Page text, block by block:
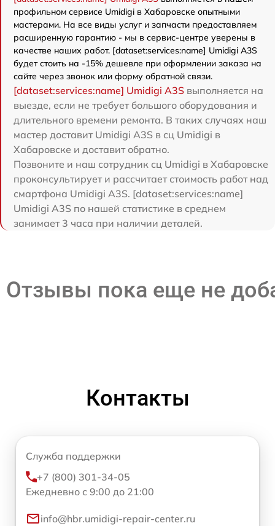
профильном сервисе Umidigi в Хабаровске опытными
мастерами. На все виды услуг и запчасти предоставляем
расширенную гарантию - мы в сервис-центре уверены в
качестве наших работ. [dataset:services:name] Umidigi A3S
будет стоить на -15% дешевле при оформлении заказа на
сайте через звонок или форму обратной связи.
[dataset:services:name] Umidigi A3S выполняется на
выезде, если не требует большого оборудования и
длительного времени ремонта. В таких случаях наш
мастер доставит Umidigi A3S в сц Umidigi в
Хабаровске и доставит обратно.
Позвоните и наш сотрудник сц Umidigi в Хабаровске
проконсультирует и рассчитает стоимость работ над
смартфона Umidigi A3S. [dataset:services:name]
Umidigi A3S по нашей статистике в среднем
занимает 3 часа при наличии деталей.
Отзывы пока еще не
Контакты
Служба поддержки
+7 (800) 301-34-05
Ежедневно с 9:00 до 21:00
info@hbr.umidigi-repair-center.ru